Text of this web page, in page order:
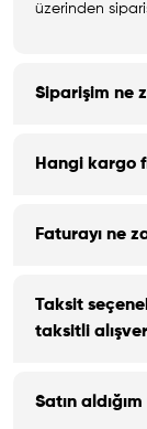
üzerinden
Siparişim ne
Hangi kargo
Faturayı ne
Taksit
taksitli
Satın